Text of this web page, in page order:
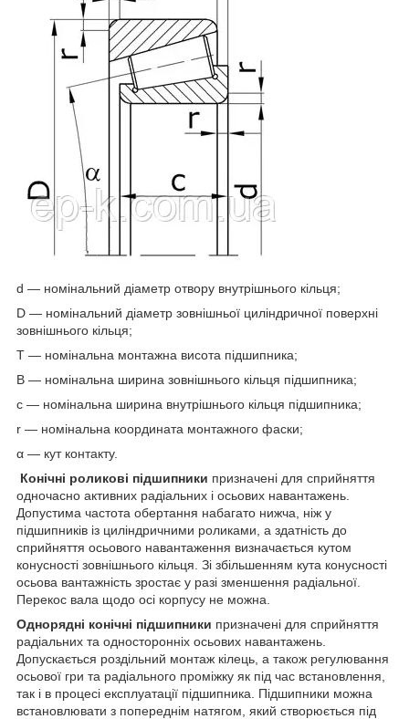
d — номінальний діаметр отвору внутрішнього кільця;
D — номінальний діаметр зовнішньої циліндричної поверхні
зовнішнього кільця;
T — номінальна монтажна висота підшипника;
B — номінальна ширина зовнішнього кільця підшипника;
c — номінальна ширина внутрішнього кільця підшипника;
r — номінальна координата монтажного фаски;
α — кут контакту.
Конічні роликові підшипники призначені для сприйняття
одночасно активних радіальних і осьових навантажень.
Допустима частота обертання набагато нижча, ніж у
підшипників із циліндричними роликами, а здатність до
сприйняття осьового навантаження визначається кутом
конусності зовнішнього кільця. Зі збільшенням кута конусності
осьова вантажність зростає у разі зменшення радіальної.
Перекос вала щодо осі корпусу не можна.
Однорядні конічні підшипники призначені для сприйняття
радіальних та односторонніх осьових навантажень.
Допускається роздільний монтаж кілець, а також регулювання
осьової гри та радіального проміжку як під час встановлення,
так і в процесі експлуатації підшипника. Підшипники можна
встановлювати з попереднім натягом, який створюється під